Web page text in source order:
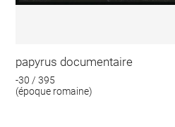
papyrus documentaire
-30 / 395
(époque romaine)